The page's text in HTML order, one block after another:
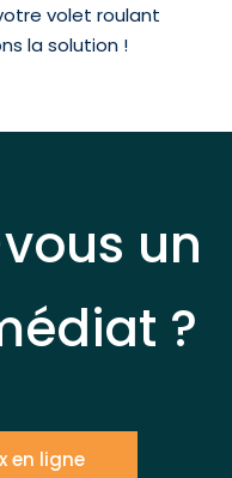
volet roulant
la solution !
un
?
en ligne